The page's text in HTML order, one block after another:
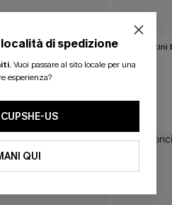
in maglia con motivo
€
ANCHE
di spedizione
. Vuoi passare al sito locale per una
esperienza?
US
QUI